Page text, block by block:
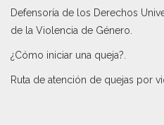
Defensoría de los Derechos
de la Violencia de Género
¿Cómo iniciar una queja?
Ruta de atención de quejas por